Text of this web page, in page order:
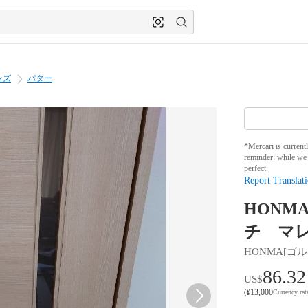
ズ パター
*Mercari is
reminder: while we
perfect.
Report
チ マ
HONMA[ゴ
US$86.32
(¥13,000Currency